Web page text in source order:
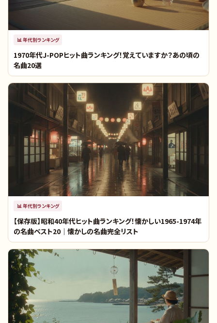
📊年代別ランキング
1970年代J-POPヒット曲ランキング！覚えていますか？あの頃の
名曲20選
📊年代別ランキング
【保存版】昭和40年代ヒット曲ランキング！懐かしい1965-1974年
の名曲ベスト20｜懐かしの名曲完全リスト